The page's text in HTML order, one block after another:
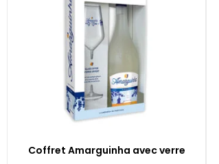
Coffret Amarguinha avec verre